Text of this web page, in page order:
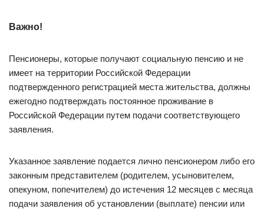
Важно!
Пенсионеры, которые получают социальную пенсию и не
имеет на территории Российской Федерации
подтвержденного регистрацией места жительства, должны
ежегодно подтверждать постоянное проживание в
Российской Федерации путем подачи соответствующего
заявления.
Указанное заявление подается лично пенсионером либо его
законным представителем (родителем, усыновителем,
опекуном, попечителем) до истечения 12 месяцев с месяца
подачи заявления об установлении (выплате) пенсии или